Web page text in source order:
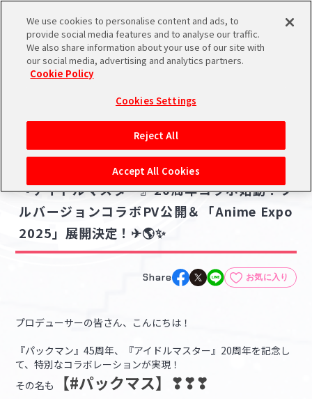
スケジュール 検索
バンダイナムコIDで
アイドルマスター ポータルへの登録について
シリアルコード・
あいことば
活動履歴
閲覧履歴・購入履歴 Pレポ
チェックイン お気に入り
マイデスク設定変更 バンダイナムコID Link設定
ニュース
グッズ コラボ・キャンペーン
2025.05.30
【#パックマス】『パックマン』45周年 ×
『アイドルマスター』20周年コラボ始動！フ
ルバージョンコラボPV公開＆「Anime Expo
2025」展開決定！✈🌎✨
Share お気に入り
プロデューサーの皆さん、こんにちは！
『パックマン』45周年、『アイドルマスター』20周年を記念し
て、特別なコラボレーションが実現！
その名も
【#パックマス】❣❣❣
We use cookies to personalise content and ads, to
provide social media features and to analyse our traffic.
We also share information about your use of our site with
our social media, advertising and analytics partners.
Cookie Policy
Cookies Settings
Reject All
Accept All Cookies